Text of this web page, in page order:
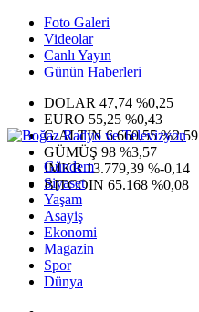
Foto Galeri
Videolar
Canlı Yayın
Günün Haberleri
DOLAR 47,74 %0,25
EURO 55,25 %0,43
G.ALTIN6.660,55 %2,59
GÜMÜŞ 98 %3,57
IMKB13.779,39 %-0,14
BITCOIN 65.168 %0,08
Gündem
Siyaset
Yaşam
Asayiş
Ekonomi
Magazin
Spor
Dünya